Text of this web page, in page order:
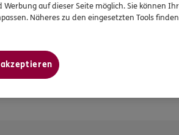
durch Social benefits
auf dieser Seite möglich. Sie können
Näheres zu den eingesetzten Tools finden